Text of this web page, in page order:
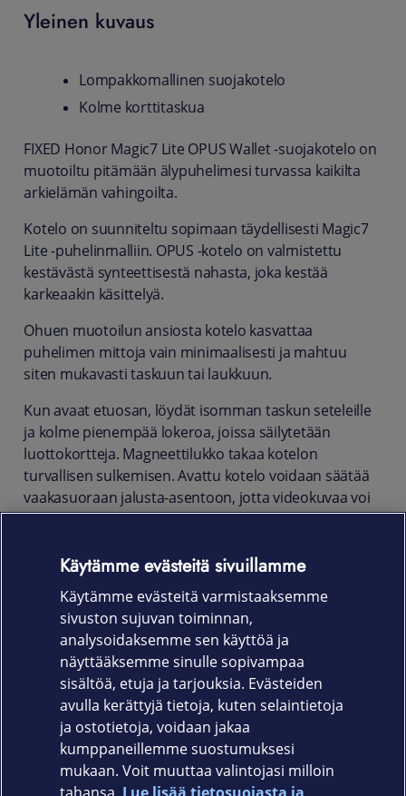
Yleinen kuvaus
Lompakkomallinen suojakotelo
Kolme korttitaskua
FIXED Honor Magic7 Lite OPUS Wallet -suojakotelo on
muotoiltu pitämään älypuhelimesi turvassa kaikilta
arkielämän vahingoilta.
Kotelo on suunniteltu sopimaan täydellisesti Magic7
Lite -puhelinmalliin. OPUS -kotelo on valmistettu
kestävästä synteettisestä nahasta, joka kestää
karkeaakin käsittelyä.
Ohuen muotoilun ansiosta kotelo kasvattaa
puhelimen mittoja vain minimaalisesti ja mahtuu
siten mukavasti taskuun tai laukkuun.
Kun avaat etuosan, löydät isomman taskun seteleille
ja kolme pienempää lokeroa, joissa säilytetään
luottokortteja. Magneettilukko takaa kotelon
turvallisen sulkemisen. Avattu kotelo voidaan säätää
vaakasuoraan jalusta-asentoon, jotta videokuvaa voi
katsella mukavasti.
Suojakotelo on puhelimellesi sopiva lisävaruste, joka
suojaa putoamisilta, naarmuilta ja lialta ja näyttää
myös hyvältä.
Tuotekoodi
FIXOP3-1508-BK
Käytämme evästeitä sivuillamme
Käytämme evästeitä varmistaaksemme
sivuston sujuvan toiminnan,
analysoidaksemme sen käyttöä ja
näyttääksemme sinulle sopivampaa
sisältöä, etuja ja tarjouksia. Evästeiden
avulla kerättyjä tietoja, kuten selaintietoja
ja ostotietoja, voidaan jakaa
kumppaneillemme suostumuksesi
mukaan. Voit muuttaa valintojasi milloin